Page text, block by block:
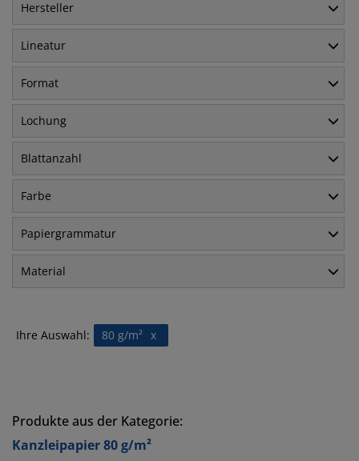
Hersteller
Lineatur
Format
Lochung
Blattanzahl
Farbe
Papiergrammatur
Material
Ihre Auswahl: x
80 g/m²
Produkte aus der Kategorie:
Kanzleipapier 80 g/m²